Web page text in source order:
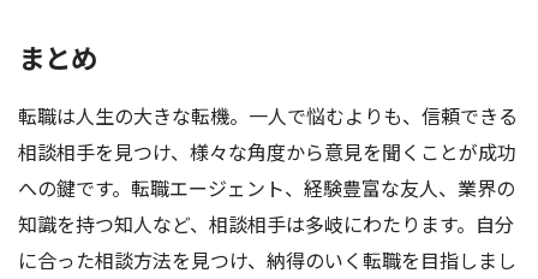
まとめ
転職は人生の大きな転機。一人で悩むよりも、信頼できる
相談相手を見つけ、様々な角度から意見を聞くことが成功
への鍵です。転職エージェント、経験豊富な友人、業界の
知識を持つ知人など、相談相手は多岐にわたります。自分
に合った相談方法を見つけ、納得のいく転職を目指しまし